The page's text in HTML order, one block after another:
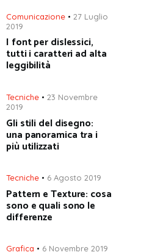
Comunicazione
27 Luglio
2019
I font per dislessici,
tutti i caratteri ad alta
leggibilità
Tecniche
23 Novembre
2019
Gli stili del disegno:
una panoramica tra i
più utilizzati
Tecniche 6 Agosto 2019
Pattern e Texture: cosa
sono e quali sono le
differenze
Grafica 6 Novembre 2019